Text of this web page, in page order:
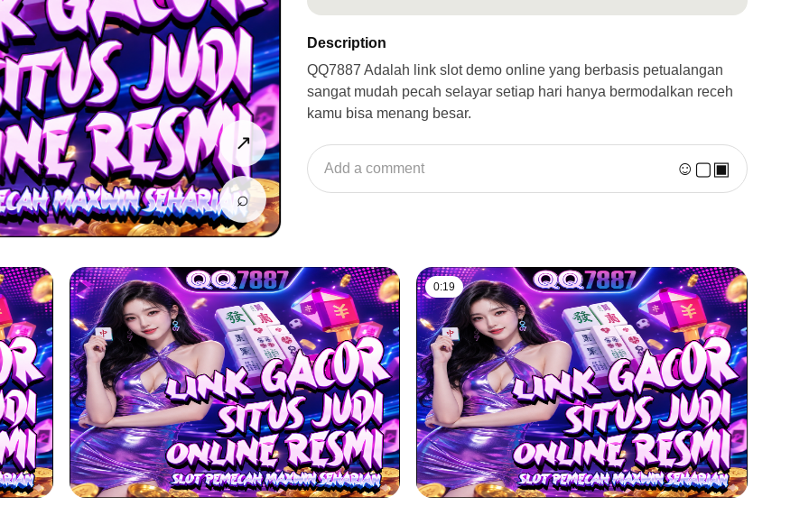
↗
⌕
Description
QQ7887 Adalah link slot demo online yang berbasis petualangan
sangat mudah pecah selayar setiap hari hanya bermodalkan receh
kamu bisa menang besar.
Add a comment ☺ ▢▣
0:19